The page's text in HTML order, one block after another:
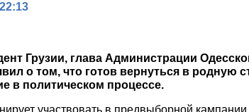
Грузии, глава Администрации
о том, что готов вернуться в родную
в политическом процессе.